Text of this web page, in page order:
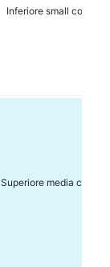
Inferiore small conf. 10
Superiore media conf.